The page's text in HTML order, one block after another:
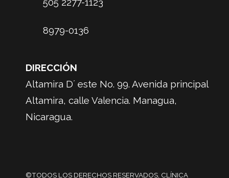
8979-0136
DIRECCIÓN
Altamira D´ este No. 99. Avenida principal
Altamira, calle Valencia. Managua,
Nicaragua.
©TODOS LOS DERECHOS RESERVADOS, CLÍNICA